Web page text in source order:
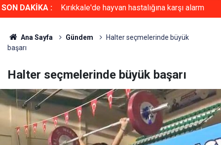
SON DAKİKA : Kırıkkale'de hayvan hastalığına karşı alarm
Ana Sayfa Gündem
Halter seçmelerinde büyük
başarı
Halter seçmelerinde büyük başarı